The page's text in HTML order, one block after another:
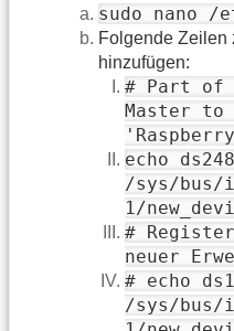
sudo nano
Folgende Zeilen
hinzufügen:
# Part of
Master to
echo
/sys/bus/
1/
#
neuer
# echo
/sys/bus/